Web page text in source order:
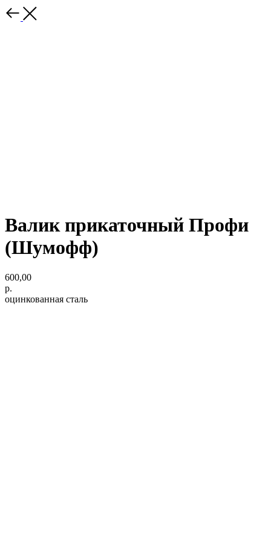
Валик прикаточный Профи
(Шумофф)
600,00
р.
оцинкованная сталь